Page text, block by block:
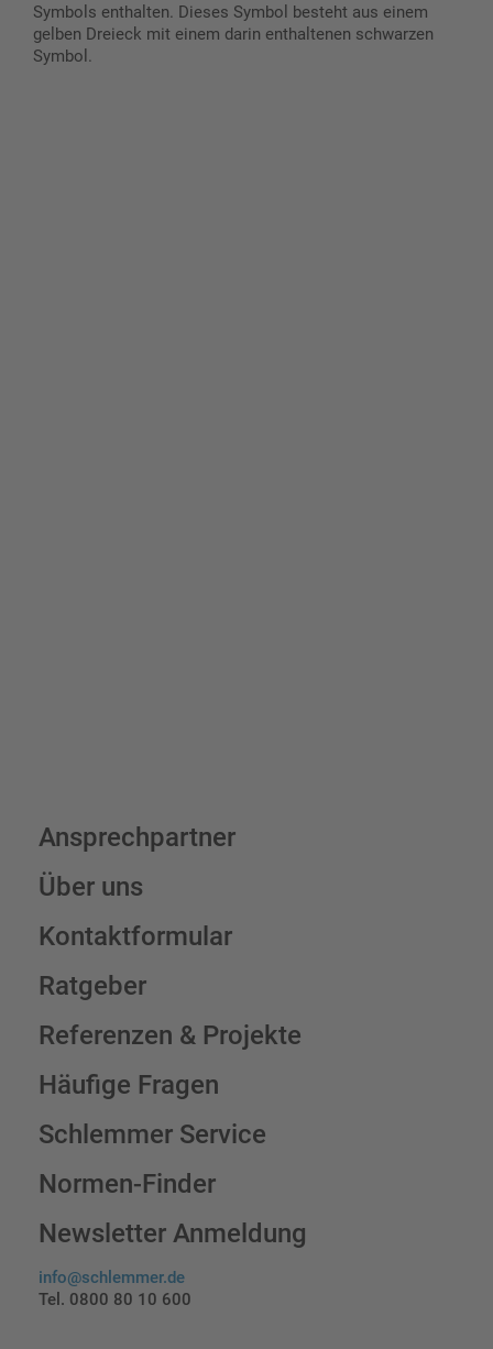
Symbols enthalten. Dieses Symbol besteht aus einem
gelben Dreieck mit einem darin enthaltenen schwarzen
Symbol.
Ansprechpartner
Über uns
Kontaktformular
Ratgeber
Referenzen & Projekte
Häufige Fragen
Schlemmer Service
Normen-Finder
Newsletter Anmeldung
info@schlemmer.de
Tel. 0800 80 10 600